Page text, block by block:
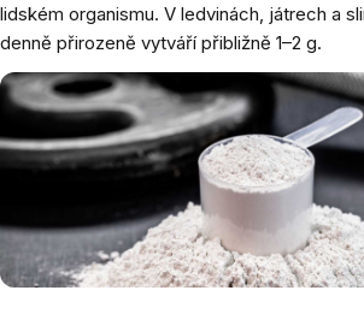
lidském organismu. V ledvinách, játrech a
denně přirozeně vytváří přibližně 1–2 g.